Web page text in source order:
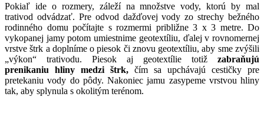
Pokiaľ ide o rozmery, záleží na množstve vody, ktorú by mal
trativod odvádzať. Pre odvod dažďovej vody zo strechy bežného
rodinného domu počítajte s rozmermi približne 3 x 3 metre. Do
vykopanej jamy potom umiestnime geotextíliu, ďalej v rovnomernej
vrstve štrk a doplníme o piesok či znovu geotextíliu, aby sme zvýšili
„výkon“ trativodu. Piesok aj geotextílie totiž zabraňujú
prenikaniu hliny medzi štrk, čím sa upchávajú cestičky pre
pretekaniu vody do pôdy. Nakoniec jamu zasypeme vrstvou hliny
tak, aby splynula s okolitým terénom.